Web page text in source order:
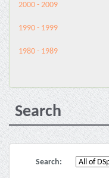
2000 - 2009
1990 - 1999
1980 - 1989
Search
Search: